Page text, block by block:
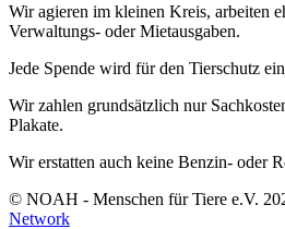
Wir agieren im kleinen Kreis, arbeiten
Verwaltungs- oder Mietausgaben.
Jede Spende wird für den Tierschutz
Wir zahlen grundsätzlich nur
Plakate.
Wir erstatten auch keine Benzin- oder
© NOAH - Menschen für Tiere e.V.
Network